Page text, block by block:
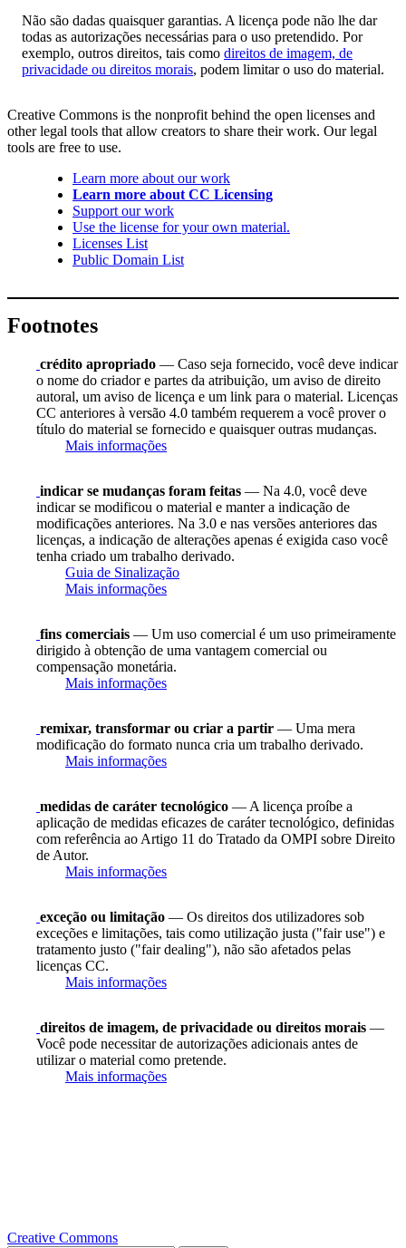
Não são dadas quaisquer garantias. A licença pode não lhe dar
todas as autorizações necessárias para o uso pretendido. Por
exemplo, outros direitos, tais como direitos de imagem, de
privacidade ou direitos morais, podem limitar o uso do material.
Creative Commons is the nonprofit behind the open licenses and
other legal tools that allow creators to share their work. Our legal
tools are free to use.
Learn more about our work
Learn more about CC Licensing
Support our work
Use the license for your own material.
Licenses List
Public Domain List
Footnotes
crédito apropriado — Caso seja fornecido, você deve indicar
o nome do criador e partes da atribuição, um aviso de direito
autoral, um aviso de licença e um link para o material. Licenças
CC anteriores à versão 4.0 também requerem a você prover o
título do material se fornecido e quaisquer outras mudanças.
Mais informações
indicar se mudanças foram feitas — Na 4.0, você deve
indicar se modificou o material e manter a indicação de
modificações anteriores. Na 3.0 e nas versões anteriores das
licenças, a indicação de alterações apenas é exigida caso você
tenha criado um trabalho derivado.
Guia de Sinalização
Mais informações
fins comerciais — Um uso comercial é um uso primeiramente
dirigido à obtenção de uma vantagem comercial ou
compensação monetária.
Mais informações
remixar, transformar ou criar a partir — Uma mera
modificação do formato nunca cria um trabalho derivado.
Mais informações
medidas de caráter tecnológico — A licença proíbe a
aplicação de medidas eficazes de caráter tecnológico, definidas
com referência ao Artigo 11 do Tratado da OMPI sobre Direito
de Autor.
Mais informações
exceção ou limitação — Os direitos dos utilizadores sob
exceções e limitações, tais como utilização justa ("fair use") e
tratamento justo ("fair dealing"), não são afetados pelas
licenças CC.
Mais informações
direitos de imagem, de privacidade ou direitos morais —
Você pode necessitar de autorizações adicionais antes de
utilizar o material como pretende.
Mais informações
Creative Commons